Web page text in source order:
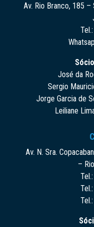
Av. Rio Branco, 185
José da
Sergio
Jorge Garcia de
Leiliane
Av. N. Sra.
–